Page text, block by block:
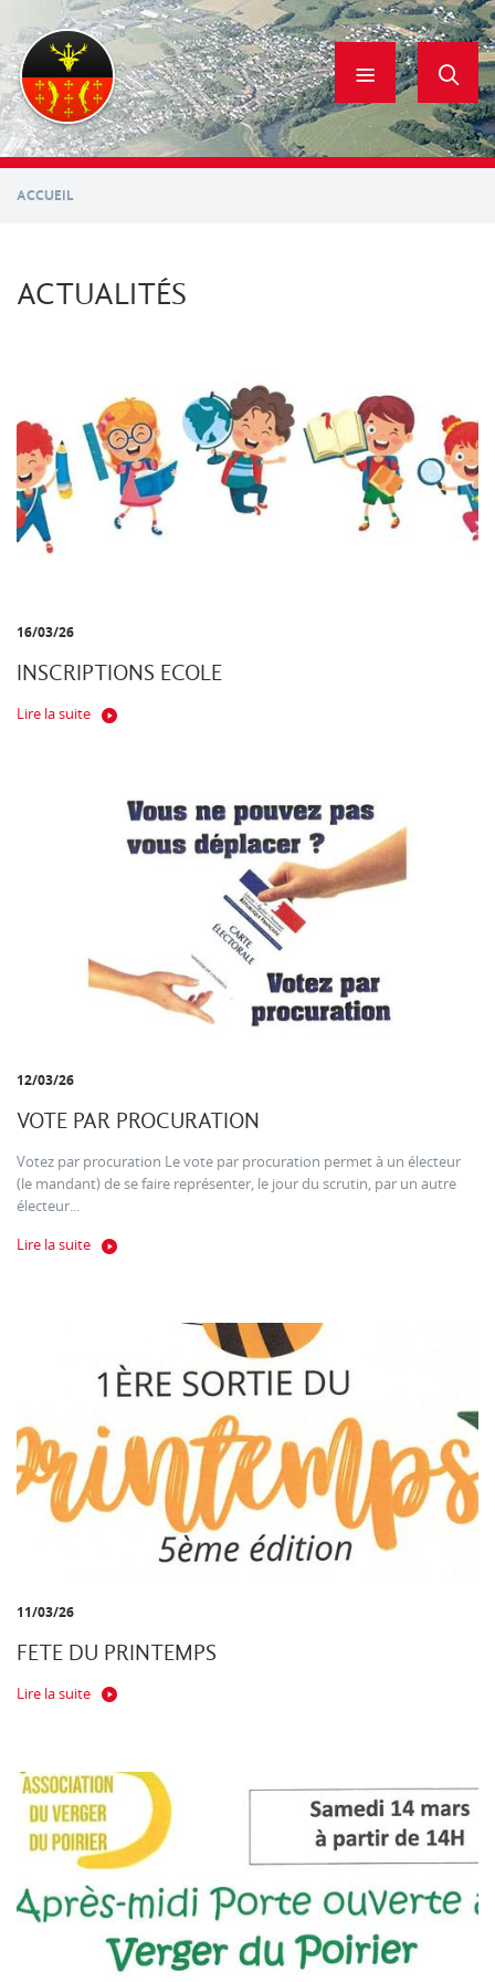
contenu
principal
ACCUEIL
ACTUALITÉS
16/03/26
INSCRIPTIONS ECOLE
Lire la suite
12/03/26
VOTE PAR PROCURATION
Votez par procuration Le vote par procuration permet à un électeur
(le mandant) de se faire représenter, le jour du scrutin, par un autre
électeur...
Lire la suite
11/03/26
FETE DU PRINTEMPS
Lire la suite